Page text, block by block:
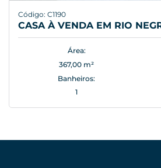
Código: C1190
CASA À VENDA EM RIO
Área:
367,00 m²
Banheiros:
1